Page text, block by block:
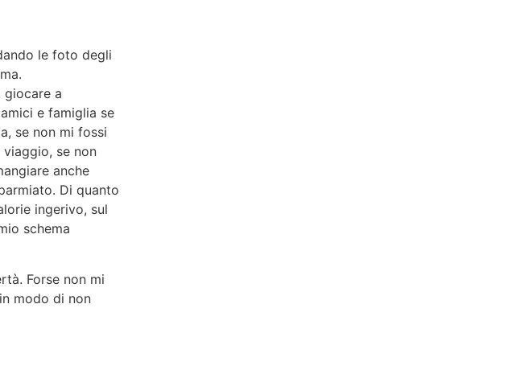
le foto degli
giocare a
e famiglia se
se non mi fossi
se non
anche
Di quanto
ingerivo, sul
schema
Forse non mi
modo di non